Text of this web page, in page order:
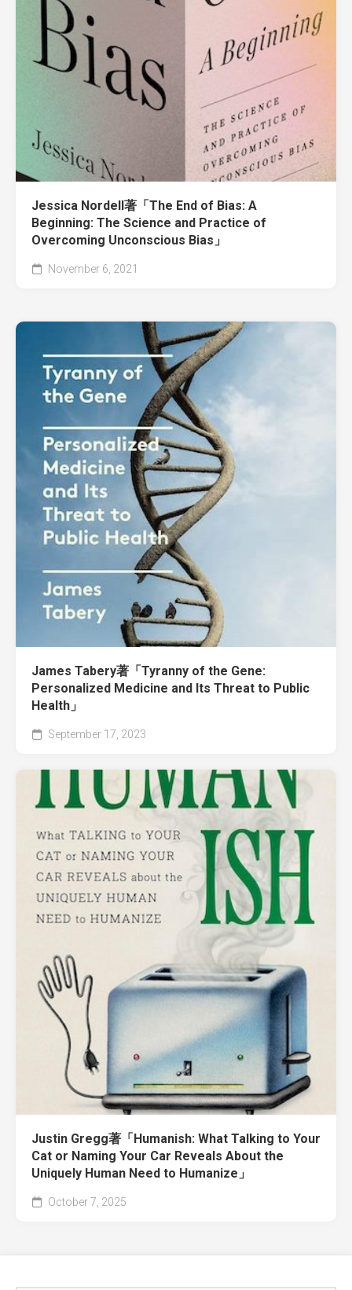
Jessica Nordell著「The End of Bias: A
Beginning: The Science and Practice of
Overcoming Unconscious Bias」
November 6, 2021
James Tabery著「Tyranny of the Gene:
Personalized Medicine and Its Threat to Public
Health」
September 17, 2023
Justin Gregg著「Humanish: What Talking to Your
Cat or Naming Your Car Reveals About the
Uniquely Human Need to Humanize」
October 7, 2025